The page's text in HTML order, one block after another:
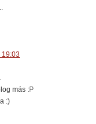
19:03
más :P
:)